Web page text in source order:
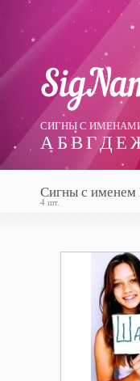
СИГНЫ С
АБ ВГД Е
Сигны с
4 шт.